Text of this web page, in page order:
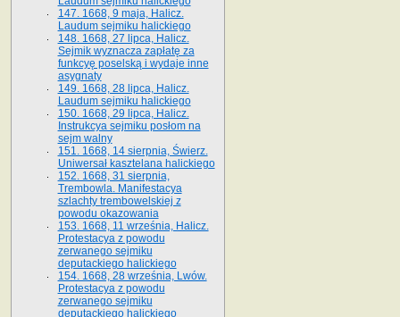
147. 1668, 9 maja, Halicz.
Laudum sejmiku halickiego
148. 1668, 27 lipca, Halicz.
Sejmik wyznacza zapłatę za
funkcyę poselską i wydaje inne
asygnaty
149. 1668, 28 lipca, Halicz.
Laudum sejmiku halickiego
150. 1668, 29 lipca, Halicz.
Instrukcya sejmiku posłom na
sejm walny
151. 1668, 14 sierpnia, Świerz.
Uniwersał kasztelana halickiego
152. 1668, 31 sierpnia,
Trembowla. Manifestacya
szlachty trembowelskiej z
powodu okazowania
153. 1668, 11 września, Halicz.
Protestacya z powodu
zerwanego sejmiku
deputackiego halickiego
154. 1668, 28 września, Lwów.
Protestacya z powodu
zerwanego sejmiku
deputackiego halickiego